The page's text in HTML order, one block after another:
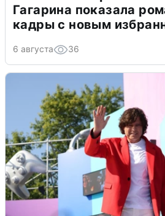
Гагарина показала
кадры с новым
6 августа 36